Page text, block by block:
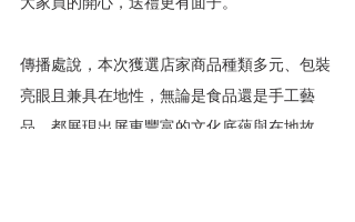
傳播處說，本次獲選店家商品種類多元、包裝
亮眼且兼具在地性，無論是食品還是手工藝
品，都展現出屏東豐富的文化底蘊與在地故